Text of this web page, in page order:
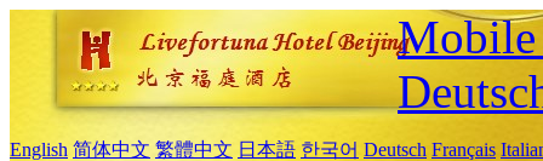
Mobile
English 简体中文 繁體中文 日本語 한국어 Deutsch Français